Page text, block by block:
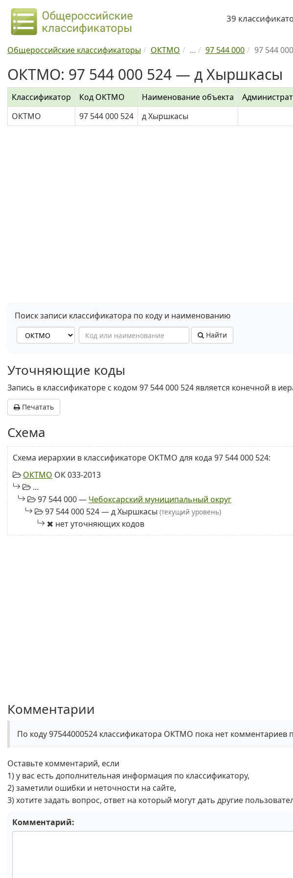
39
Общероссийские классификаторы ОКТМО ... 97 544 000 97 544
ОКТМО: 97 544 000 524 — д Хыршкасы
Классификатор Код ОКТМО Наименование объекта
ОКТМО
97 544 000 524 д Хыршкасы
Поиск записи классификатора по коду и наименованию
Найти
Уточняющие коды
Запись в классификаторе с кодом 97 544 000 524 является конечной в
Печатать
Схема
Схема иерархии в классификаторе ОКТМО для кода 97 544 000 524:
ОКТМО ОК 033-2013
...
97 544 000 — Чебоксарский муниципальный округ
97 544 000 524 — д Хыршкасы (текущий уровень)
нет уточняющих кодов
Комментарии
По коду 97544000524 классификатора ОКТМО пока нет комментариев
Оставьте комментарий, если
1) у вас есть дополнительная информация по классификатору,
2) заметили ошибки и неточности на сайте,
3) хотите задать вопрос, ответ на который могут дать другие
Комментарий: